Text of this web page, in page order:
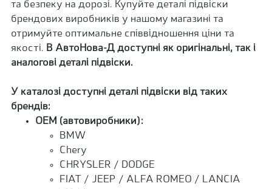
та безпеку на дорозі. Купуйте деталі підвіски
брендових виробників у нашому магазині та
отримуйте оптимальне співвідношення ціни та
якості. В АвтоНова-Д доступні як оригінальні, так і
аналогові деталі підвіски.
У каталозі доступні деталі підвіски від таких
брендів:
OEM (автовиробники):
BMW
Chery
CHRYSLER / DODGE
FIAT / JEEP / ALFA ROMEO / LANCIA